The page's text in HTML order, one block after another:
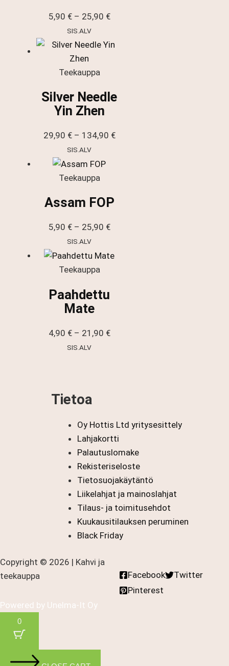
5,90 € – 25,90 €Hintaluokka:
-
SIS.ALV
Teekauppa
Silver Needle
Yin Zhen
29,90 € – 134,90 €Hintaluokka:
SIS.ALV
Teekauppa
Assam FOP
5,90 € – 25,90 €Hintaluokka:
-
SIS.ALV
Teekauppa
Paahdettu
Mate
4,90 € – 21,90 €Hintaluokka:
SIS.ALV
Tietoa
Oy Hottis Ltd yritysesittely
Lahjakortti
Palautuslomake
Rekisteriseloste
Tietosuojakäytäntö
Liikelahjat ja mainoslahjat
Tilaus- ja toimitusehdot
Kuukausitilauksen peruminen
Black Friday
Copyright © 2026 | Kahvi ja
teekauppa
Powered by Unelma-It Oy
Facebook
Twitter
Pinterest
0